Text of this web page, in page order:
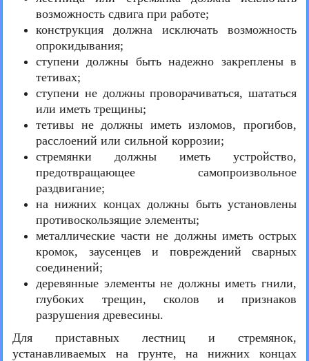
возможность сдвига при работе;
конструкция должна исключать возможность
опрокидывания;
ступени должны быть надежно закреплены в
тетивах;
ступени не должны проворачиваться, шататься
или иметь трещины;
тетивы не должны иметь изломов, прогибов,
расслоений или сильной коррозии;
стремянки должны иметь устройство,
предотвращающее самопроизвольное
раздвигание;
на нижних концах должны быть установлены
противоскользящие элементы;
металлические части не должны иметь острых
кромок, заусенцев и повреждений сварных
соединений;
деревянные элементы не должны иметь гнили,
глубоких трещин, сколов и признаков
разрушения древесины.
Для приставных лестниц и стремянок,
устанавливаемых на грунте, на нижних концах